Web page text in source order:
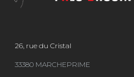
26, rue du Cristal
33380 MARCHEPRIME